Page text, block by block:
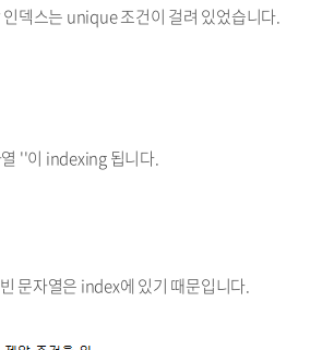
덱스는 unique 조건이 걸려 있었습니다.
''이 indexing 됩니다.
문자열은 index에 있기 때문입니다.